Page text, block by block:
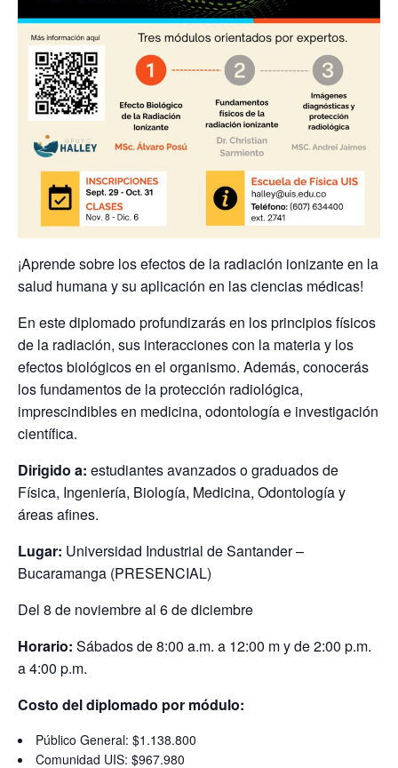
¡Aprende sobre los efectos de la radiación ionizante en la
salud humana y su aplicación en las ciencias médicas!
En este diplomado profundizarás en los principios físicos
de la radiación, sus interacciones con la materia y los
efectos biológicos en el organismo. Además, conocerás
los fundamentos de la protección radiológica,
imprescindibles en medicina, odontología e investigación
científica.
Dirigido a: estudiantes avanzados o graduados de
Física, Ingeniería, Biología, Medicina, Odontología y
áreas afines.
Lugar: Universidad Industrial de Santander –
Bucaramanga (PRESENCIAL)
Del 8 de noviembre al 6 de diciembre
Horario: Sábados de 8:00 a.m. a 12:00 m y de 2:00 p.m.
a 4:00 p.m.
Costo del diplomado por módulo:
Público General: $1.138.800
Comunidad UIS: $967.980